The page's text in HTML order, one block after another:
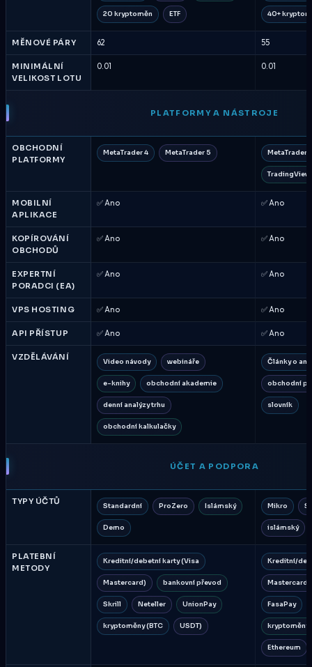
20 kryptoměn ETF 40+
MĚNOVÉ PÁRY 62 55
MINIMÁLNÍ
VELIKOST LOTU
0.01 0.01
PLATFORMY A NÁSTROJE
OBCHODNÍ
PLATFORMY
MetaTrader 4 MetaTrader 5 MetaTrader 4
TradingView
MOBILNÍ
APLIKACE
✅ Ano ✅ Ano
KOPÍROVÁNÍ
OBCHODŮ
✅ Ano ✅ Ano
EXPERTNÍ
PORADCI (EA)
✅ Ano ✅ Ano
VPS HOSTING ✅ Ano ✅ Ano
API PŘÍSTUP ✅ Ano ✅ Ano
VZDĚLÁVÁNÍ Video návody webináře
e-knihy obchodní akademie
denní analýzy trhu
obchodní kalkulačky
Články o
obchodní
slovník
ÚČET A PODPORA
TYPY ÚČTŮ Standardní ProZero Islámský
Demo
Mikro
islámský
PLATEBNÍ
METODY
Kreditní/debetní karty (Visa
Mastercard) bankovní převod
Skrill Neteller UnionPay
kryptoměny (BTC USDT)
Kreditní/
Mastercard)
FasaPay
kryptoměny
Ethereum